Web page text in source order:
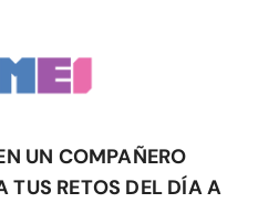
UN COMPAÑERO
TUS RETOS DEL DÍA A